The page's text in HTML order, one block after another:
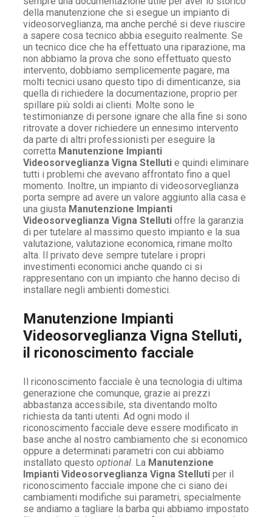
della manutenzione che si esegue un impianto di
videosorveglianza, ma anche perché si deve riuscire
a sapere cosa tecnico abbia eseguito realmente. Se
un tecnico dice che ha effettuato una riparazione, ma
non abbiamo la prova che sono effettuato questo
intervento, dobbiamo semplicemente pagare, ma
molti tecnici usano questo tipo di dimenticanze, sia
quella di richiedere la documentazione, proprio per
spillare più soldi ai clienti. Molte sono le
testimonianze di persone ignare che alla fine si sono
ritrovate a dover richiedere un ennesimo intervento
da parte di altri professionisti per eseguire la
corretta Manutenzione Impianti
Videosorveglianza Vigna Stelluti e quindi eliminare
tutti i problemi che avevano affrontato fino a quel
momento. Inoltre, un impianto di videosorveglianza
porta sempre ad avere un valore aggiunto alla casa e
una giusta Manutenzione Impianti
Videosorveglianza Vigna Stelluti offre la garanzia
di per tutelare al massimo questo impianto e la sua
valutazione, valutazione economica, rimane molto
alta. Il privato deve sempre tutelare i propri
investimenti economici anche quando ci si
rappresentano con un impianto che hanno deciso di
installare negli ambienti domestici.
Manutenzione Impianti
Videosorveglianza Vigna Stelluti,
il riconoscimento facciale
Il riconoscimento facciale è una tecnologia di ultima
generazione che comunque, grazie ai prezzi
abbastanza accessibile, sta diventando molto
richiesta da tanti utenti. Ad ogni modo il
riconoscimento facciale deve essere modificato in
base anche al nostro cambiamento che si economico
oppure a determinati parametri con cui abbiamo
installato questo optional. La Manutenzione
Impianti Videosorveglianza Vigna Stelluti per il
riconoscimento facciale impone che ci siano dei
cambiamenti modifiche sui parametri, specialmente
se andiamo a tagliare la barba qui abbiamo impostato